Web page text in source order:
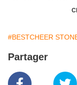
#BESTCHEER
Partager